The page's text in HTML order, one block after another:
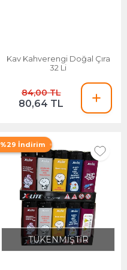
Kav Kahverengi Doğal Çıra
32 Li
84,00 TL
80,64 TL
%29 İndirim
TÜKENMİŞTİR